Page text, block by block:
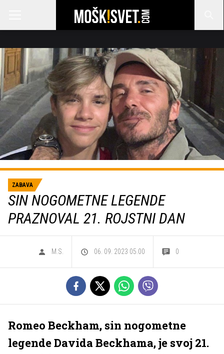
ZABAVA
SIN NOGOMETNE LEGENDE
PRAZNOVAL 21. ROJSTNI DAN
M.S. 06. 09. 2023 05.00 0
Romeo Beckham, sin nogometne
legende Davida Beckhama, je svoj 21.